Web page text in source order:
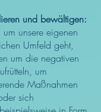
und bewältigen:
unsere eigenen
Umfeld geht,
um die negativen
um
Maßnahmen
sich